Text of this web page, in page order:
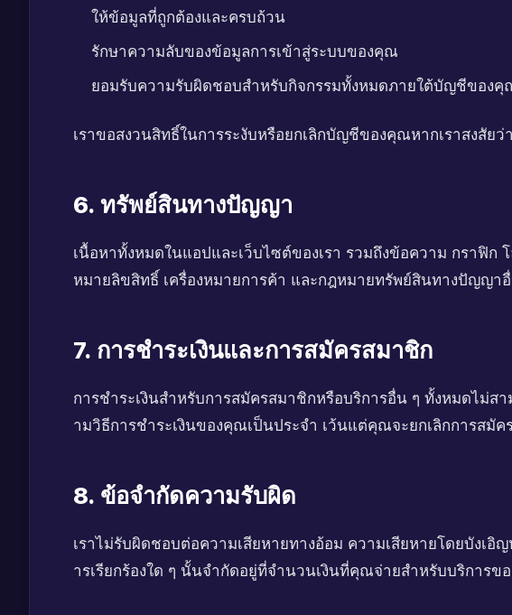
ให้ข้อมูลที่ถูกต้องและครบถ้วน
รักษาความลับของข้อมูลการเข้าสู่ระบบของคุณ
ยอมรับความรับผิดชอบสำหรับกิจกรรมทั้งหมดภายใต้บัญชีของคุ
เราขอสงวนสิทธิ์ในการระงับหรือยกเลิกบัญชีของคุณหากเราสงสัย
6. ทรัพย์สินทางปัญญา
เนื้อหาทั้งหมดในแอปและเว็บไซต์ของเรา รวมถึงข้อความ กราฟิ
หมายลิขสิทธิ์ เครื่องหมายการค้า และกฎหมายทรัพย์สินทางปัญญ
7. การชำระเงินและการสมัครสมาชิก
การชำระเงินสำหรับการสมัครสมาชิกหรือบริการอื่น ๆ ทั้งหมดไม่ส
ามวิธีการชำระเงินของคุณเป็นประจำ เว้นแต่คุณจะยกเลิกการสมัค
8. ข้อจำกัดความรับผิด
เราไม่รับผิดชอบต่อความเสียหายทางอ้อม ความเสียหายโดยบังเ
ารเรียกร้องใด ๆ นั้นจำกัดอยู่ที่จำนวนเงินที่คุณจ่ายสำหรับบริการขอ